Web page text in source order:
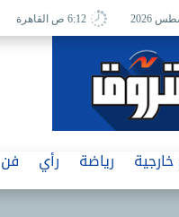
6:12 ص القاهرة
رياضة رأي فن